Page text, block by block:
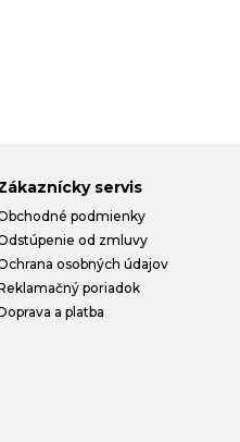
servis
podmienky
od zmluvy
osobných údajov
poriadok
a platba